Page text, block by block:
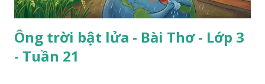
Ông trời bật lửa - Bài Thơ - Lớp 3
- Tuần 21